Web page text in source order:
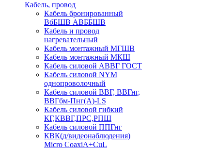
Кабель, провод
Кабель бронированный
ВбБШВ АВББШВ
Кабель и провод
нагревательный
Кабель монтажный МГШВ
Кабель монтажный МКШ
Кабель силовой АВВГ ГОСТ
Кабель силовой NYM
однопроволочный
Кабель силовой ВВГ, ВВГнг,
ВВГбм-Пнг(А)-LS
Кабель силовой гибкий
КГ,КВВГ,ПРС,РПШ
Кабель силовой ППГнг
КВК(д/видеонаблюдения)
Micro CoaxiA+CuL